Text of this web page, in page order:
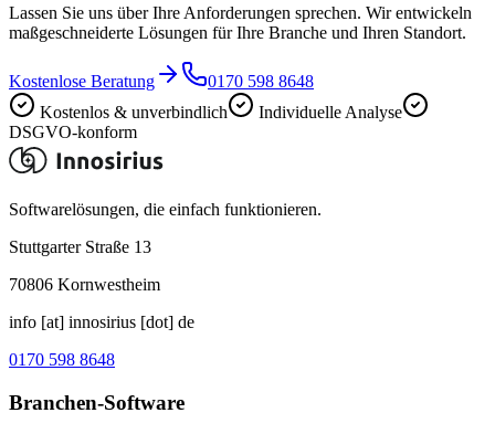
Lassen Sie uns über Ihre Anforderungen sprechen. Wir entwickeln
maßgeschneiderte Lösungen für Ihre Branche und Ihren Standort.
Kostenlose Beratung
0170 598 8648
Kostenlos & unverbindlich
Individuelle Analyse
DSGVO-konform
Softwarelösungen, die einfach funktionieren.
Stuttgarter Straße 13
70806 Kornwestheim
info [at] innosirius [dot] de
0170 598 8648
Branchen-Software